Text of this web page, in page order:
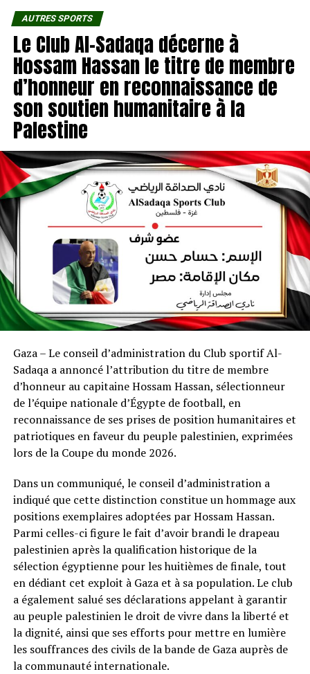
AUTRES SPORTS
Le Club Al-Sadaqa décerne à
Hossam Hassan le titre de membre
d’honneur en reconnaissance de
son soutien humanitaire à la
Palestine
Gaza – Le conseil d’administration du Club sportif Al-
Sadaqa a annoncé l’attribution du titre de membre
d’honneur au capitaine Hossam Hassan, sélectionneur
de l’équipe nationale d’Égypte de football, en
reconnaissance de ses prises de position humanitaires et
patriotiques en faveur du peuple palestinien, exprimées
lors de la Coupe du monde 2026.
Dans un communiqué, le conseil d’administration a
indiqué que cette distinction constitue un hommage aux
positions exemplaires adoptées par Hossam Hassan.
Parmi celles-ci figure le fait d’avoir brandi le drapeau
palestinien après la qualification historique de la
sélection égyptienne pour les huitièmes de finale, tout
en dédiant cet exploit à Gaza et à sa population. Le club
a également salué ses déclarations appelant à garantir
au peuple palestinien le droit de vivre dans la liberté et
la dignité, ainsi que ses efforts pour mettre en lumière
les souffrances des civils de la bande de Gaza auprès de
la communauté internationale.